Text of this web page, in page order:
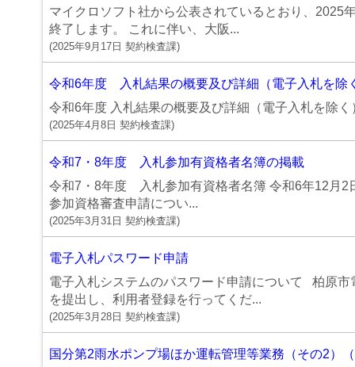
マイクロソフト社から公表されているとおり、2025
終了します。 これに伴い、大阪...
(2025年9月17日 契約検査課)
令和6年度 入札結果の概要及び詳細（電子入札を除
令和6年度 入札結果の概要及び詳細（電子入札を除
(2025年4月8日 契約検査課)
令和7・8年度 入札参加有資格者名簿の掲載
令和7・8年度 入札参加有資格者名簿 令和6年12月2
参加資格審査申請につい...
(2025年3月31日 契約検査課)
電子入札パスワード申請
電子入札システムのパスワード申請について 柏原
を提出し、利用者登録を行ってくだ...
(2025年3月28日 契約検査課)
国分第2雨水ポンプ場ほか運転管理等業務（その2）